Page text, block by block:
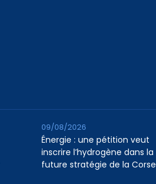
Énergie : une pétition veut
inscrire l’hydrogène dans la
future stratégie de la Corse
09/08/2026